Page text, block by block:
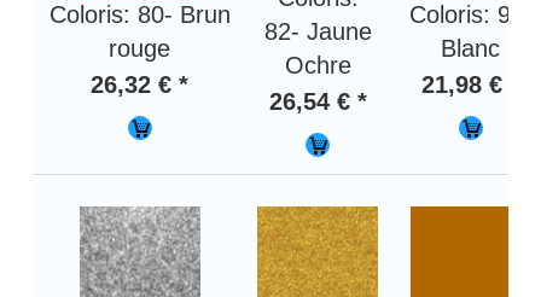
Coloris: 80- Brun
rouge
26,32 € *
82- Jaune
Ochre
26,54 € *
Coloris: 91-
Blanc
21,98 € *